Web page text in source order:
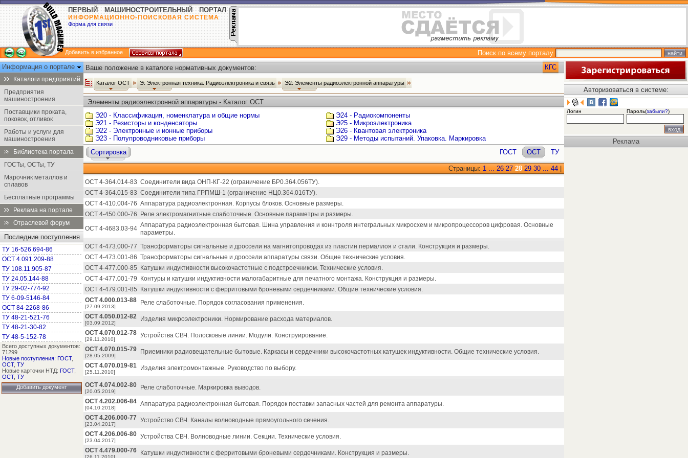
ПЕРВЫЙ МАШИНОСТРОИТЕЛЬНЫЙ ПОРТАЛ
ИНФОРМАЦИОННО-ПОИСКОВАЯ СИСТЕМА
Форма для связи
Добавить в избранное
Поиск по всему порталу
Информация о портале
Каталоги предприятий
Предприятия
машиностроения
Поставщики проката,
поковок, отливок
Работы и услуги для
машиностроения
Библиотека портала
ГОСТы, ОСТы, ТУ
Марочник металлов и
сплавов
Бесплатные программы
Реклама на портале
Отраслевой форум
Последние поступления
ТУ 16-526.694-86
ОСТ 4.091.209-88
ТУ 108.11.905-87
ТУ 24.05.144-88
ТУ 29-02-774-92
ТУ 6-09-5146-84
ОСТ 84-2268-86
ТУ 48-21-521-76
ТУ 48-21-30-82
ТУ 48-5-152-78
Всего доступных документов:
71299
Новые поступления: ГОСТ,
ОСТ, ТУ
Новые карточки НТД: ГОСТ,
ОСТ, ТУ
Добавить документ
Ваше положение в каталоге нормативных документов: КГС
Каталог ОСТ Э: Электронная техника. Радиоэлектроника и связь Э2: Элементы радиоэлектронной аппаратуры
Элементы радиоэлектронной аппаратуры - Каталог ОСТ
Э20 - Классификация, номенклатура и общие нормы
Э21 - Резисторы и конденсаторы
Э22 - Электронные и ионные приборы
Э23 - Полупроводниковые приборы
Э24 - Радиокомпоненты
Э25 - Микроэлектроника
Э26 - Квантовая электроника
Э29 - Методы испытаний. Упаковка. Маркировка
Сортировка
ГОСТ ОСТ ТУ
Страницы: 1 ... 26 27 28 29 30 ... 44
ОСТ 4-364.014-83 Соединители вида ОНП-КГ-22 (ограничение БР0.364.056ТУ).
ОСТ 4-364.015-83 Соединители типа ГРПМШ-1 (ограничение НЦ0.364.016ТУ).
ОСТ 4-410.004-76 Аппаратура радиоэлектронная. Корпусы блоков. Основные размеры.
ОСТ 4-450.000-76
Реле электромагнитные слаботочные. Основные параметры и размеры.
ОСТ 4-4683.03-94 Аппаратура радиоэлектронная бытовая. Шина управления и коннтроля интегральных микросхем и микропроцессоров цифровая. Основные
параметры.
ОСТ 4-473.000-77 Трансформаторы сигнальные и дроссели на магнитопроводах из пластин пермаллоя и стали. Конструкция и размеры.
ОСТ 4-473.001-86 Трансформаторы сигнальные и дроссели аппаратуры связи. Общие технические условия.
ОСТ 4-477.000-85
Катушки индуктивности высокочастотные с подстроечником. Технические условия.
ОСТ 4-477.001-79
Контуры и катушки индуктивности малогабаритные для печатного монтажа. Конструкция и размеры.
ОСТ 4-479.001-85
Катушки индуктивности с ферритовыми броневыми сердечниками. Общие технические условия.
ОСТ 4.000.013-88
[27.09.2013]
Реле слаботочные. Порядок согласования применения.
ОСТ 4.050.012-82
[03.09.2012]
Изделия микроэлектроники. Нормирование расхода материалов.
ОСТ 4.070.012-78
[29.11.2010]
Устройства СВЧ. Полосковые линии. Модули. Конструирование.
ОСТ 4.070.015-79
[28.05.2009]
Приемники радиовещательные бытовые. Каркасы и сердечники высокочастотных катушек индуктивности. Общие технические условия.
ОСТ 4.070.019-81
[25.11.2010]
Изделия электромонтажные. Руководство по выбору.
ОСТ 4.074.002-80
[20.05.2019]
Реле слаботочные. Маркировка выводов.
ОСТ 4.202.006-84
[04.10.2018]
Аппаратура радиоэлектронная бытовая. Порядок поставки запасных частей для ремонта аппаратуры.
ОСТ 4.206.000-77
[23.04.2017]
Устройство СВЧ. Каналы волноводные прямоугольного сечения.
ОСТ 4.206.006-80
[23.04.2017]
Устройства СВЧ. Волноводные линии. Секции. Технические условия.
ОСТ 4.479.000-76
[26.11.2010]
Катушки индуктивности с ферритовыми броневыми сердечниками. Конструкция и размеры.
Авторизоваться в системе:
Логин Пароль(забыли?)
Реклама